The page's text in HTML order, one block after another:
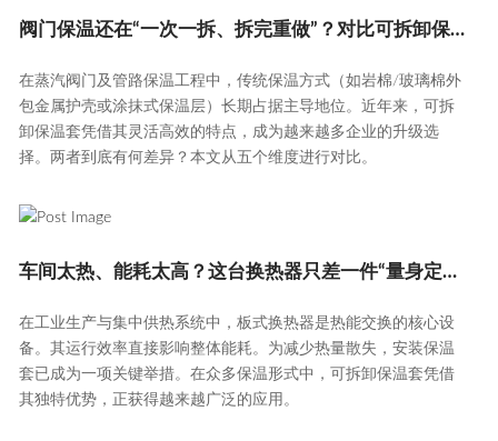
阀门保温还在“一次一拆、拆完重做”？对比可拆卸保温套，差距太大了
在蒸汽阀门及管路保温工程中，传统保温方式（如岩棉/玻璃棉外
包金属护壳或涂抹式保温层）长期占据主导地位。近年来，可拆
卸保温套凭借其灵活高效的特点，成为越来越多企业的升级选
择。两者到底有何差异？本文从五个维度进行对比。
车间太热、能耗太高？这台换热器只差一件“量身定制”的保温衣
在工业生产与集中供热系统中，板式换热器是热能交换的核心设
备。其运行效率直接影响整体能耗。为减少热量散失，安装保温
套已成为一项关键举措。在众多保温形式中，可拆卸保温套凭借
其独特优势，正获得越来越广泛的应用。